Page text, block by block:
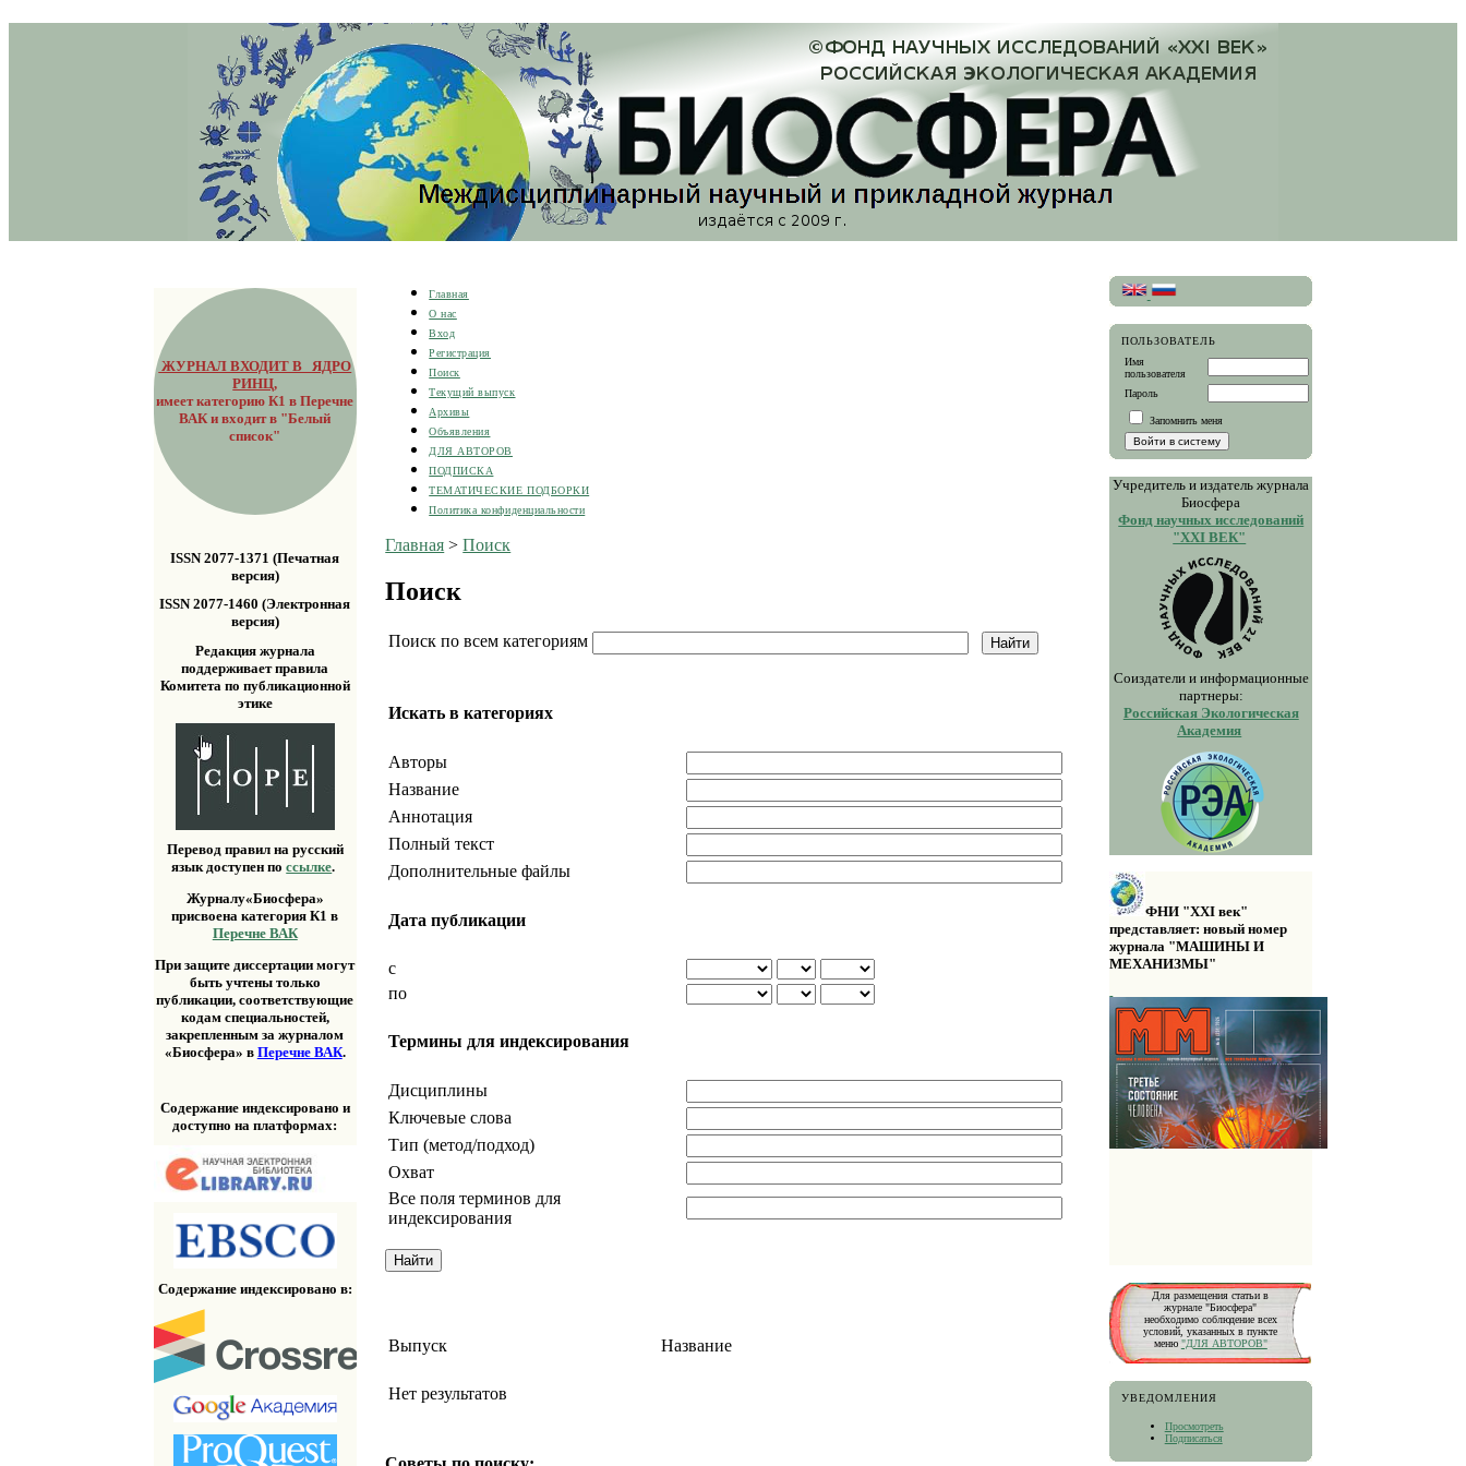
ЖУРНАЛ ВХОДИТ В ЯДРО
РИНЦ,
имеет категорию К1 в Перечне
ВАК и входит в "Белый
список"
ISSN 2077-1371 (Печатная
версия)
ISSN 2077-1460 (Электронная
версия)
Редакция журнала
поддерживает правила
Комитета по публикационной
этике
Перевод правил на русский
язык доступен поссылке.
Журналу«Биосфера»
присвоена категория К1 в
Перечне ВАК
При защите диссертации могут
быть учтены только
публикации, соответствующие
кодам специальностей,
закрепленным за журналом
«Биосфера» в Перечне ВАК.
Содержание индексировано и
доступно на платформах:
Содержание индексировано в:
ПОЛЬЗОВАТЕЛЬ
Имя
пользователя
Пароль
Запомнить меня
Учредитель и издатель журнала
Биосфера
Фонд научных исследований
"XXI ВЕК"
Соиздатели и информационные
партнеры:
Российская Экологическая
Академия
ФНИ "XXI век"
представляет: новый номер
журнала "МАШИНЫ И
МЕХАНИЗМЫ"
Для размещения статьи в
журнале "Биосфера"
необходимо соблюдение всех
условий, указанных в пункте
меню "ДЛЯ АВТОРОВ"
УВЕДОМЛЕНИЯ
Просмотреть
Подписаться
Главная
О нас
Вход
Регистрация
Поиск
Текущий выпуск
Архивы
Объявления
ДЛЯ АВТОРОВ
ПОДПИСКА
ТЕМАТИЧЕСКИЕ ПОДБОРКИ
Политика конфиденциальности
Главная >Поиск
Поиск
Поиск по всем категориям
Искать в категориях
Авторы
Название
Аннотация
Полный текст
Дополнительные файлы
Дата публикации
с
по
Термины для индексирования
Дисциплины
Ключевые слова
Тип (метод/подход)
Охват
Все поля терминов для
индексирования
Выпуск Название
Нет результатов